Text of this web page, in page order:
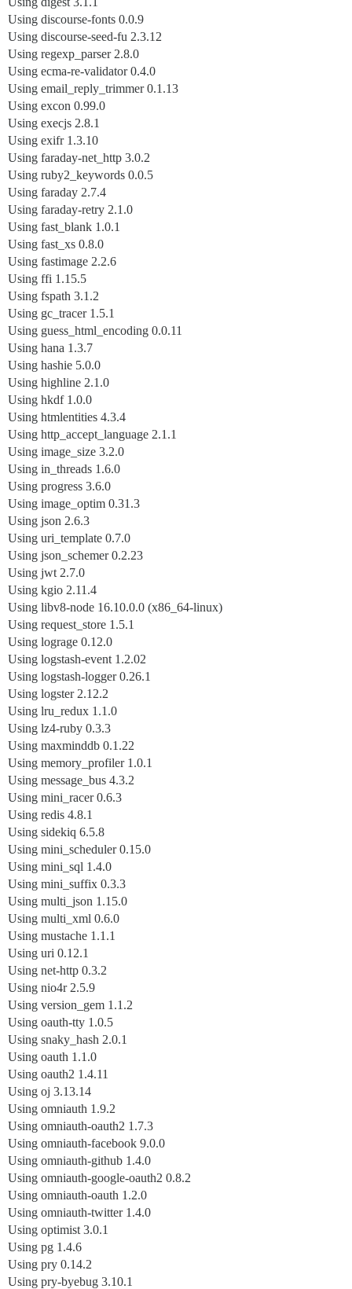
Using discourse-fonts 0.0.9
Using discourse-seed-fu 2.3.12
Using regexp_parser 2.8.0
Using ecma-re-validator 0.4.0
Using email_reply_trimmer 0.1.13
Using excon 0.99.0
Using execjs 2.8.1
Using exifr 1.3.10
Using faraday-net_http 3.0.2
Using ruby2_keywords 0.0.5
Using faraday 2.7.4
Using faraday-retry 2.1.0
Using fast_blank 1.0.1
Using fast_xs 0.8.0
Using fastimage 2.2.6
Using ffi 1.15.5
Using fspath 3.1.2
Using gc_tracer 1.5.1
Using guess_html_encoding 0.0.11
Using hana 1.3.7
Using hashie 5.0.0
Using highline 2.1.0
Using hkdf 1.0.0
Using htmlentities 4.3.4
Using http_accept_language 2.1.1
Using image_size 3.2.0
Using in_threads 1.6.0
Using progress 3.6.0
Using image_optim 0.31.3
Using json 2.6.3
Using uri_template 0.7.0
Using json_schemer 0.2.23
Using jwt 2.7.0
Using kgio 2.11.4
Using libv8-node 16.10.0.0 (x86_64-linux)
Using request_store 1.5.1
Using lograge 0.12.0
Using logstash-event 1.2.02
Using logstash-logger 0.26.1
Using logster 2.12.2
Using lru_redux 1.1.0
Using lz4-ruby 0.3.3
Using maxminddb 0.1.22
Using memory_profiler 1.0.1
Using message_bus 4.3.2
Using mini_racer 0.6.3
Using redis 4.8.1
Using sidekiq 6.5.8
Using mini_scheduler 0.15.0
Using mini_sql 1.4.0
Using mini_suffix 0.3.3
Using multi_json 1.15.0
Using multi_xml 0.6.0
Using mustache 1.1.1
Using uri 0.12.1
Using net-http 0.3.2
Using nio4r 2.5.9
Using version_gem 1.1.2
Using oauth-tty 1.0.5
Using snaky_hash 2.0.1
Using oauth 1.1.0
Using oauth2 1.4.11
Using oj 3.13.14
Using omniauth 1.9.2
Using omniauth-oauth2 1.7.3
Using omniauth-facebook 9.0.0
Using omniauth-github 1.4.0
Using omniauth-google-oauth2 0.8.2
Using omniauth-oauth 1.2.0
Using omniauth-twitter 1.4.0
Using optimist 3.0.1
Using pg 1.4.6
Using pry 0.14.2
Using pry-byebug 3.10.1